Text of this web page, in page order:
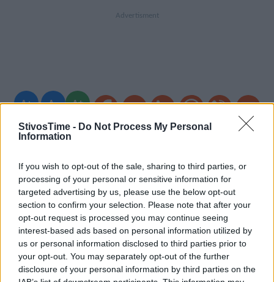
StivosTime - Do Not Process My Personal
Information
If you wish to opt-out of the sale, sharing to third parties, or
processing of your personal or sensitive information for
targeted advertising by us, please use the below opt-out
section to confirm your selection. Please note that after your
opt-out request is processed you may continue seeing
interest-based ads based on personal information utilized by
us or personal information disclosed to third parties prior to
your opt-out. You may separately opt-out of the further
disclosure of your personal information by third parties on the
A+ A- A±
Εγγραφείτε στο Stivostime των